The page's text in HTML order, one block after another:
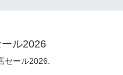
ル2026
セール2026.